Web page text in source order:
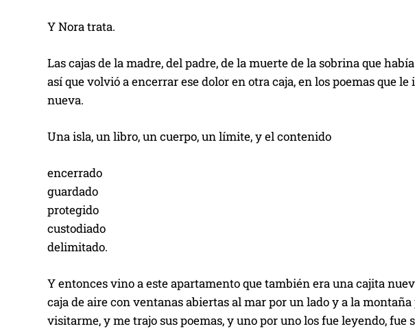
Y Nora trata.
Las cajas de la madre, del padre, de la muerte de la sobrina que
así que volvió a encerrar ese dolor en otra caja, en los poemas que
nueva.
Una isla, un libro, un cuerpo, un límite, y el contenido
encerrado
guardado
protegido
custodiado
delimitado.
Y entonces vino a este apartamento que también era una cajita
caja de aire con ventanas abiertas al mar por un lado y a la
visitarme, y me trajo sus poemas, y uno por uno los fue leyendo, fue